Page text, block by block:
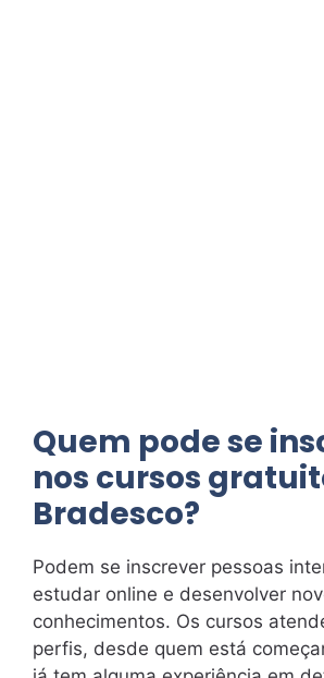
Quem pode se
nos cursos
Bradesco?
Podem se inscrever pessoas
estudar online e desenvolver
conhecimentos. Os cursos
perfis, desde quem está